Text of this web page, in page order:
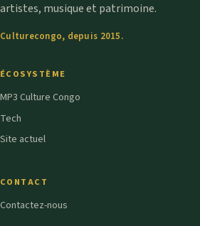
artistes, musique et patrimoine.
Culturecongo, depuis 2015.
ÉCOSYSTÈME
MP3 Culture Congo
Tech
Site actuel
CONTACT
Contactez-nous